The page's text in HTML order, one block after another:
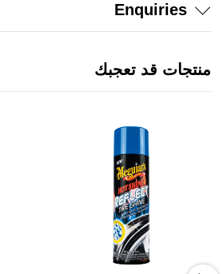
Enquiries
منتجات قد تعجبك